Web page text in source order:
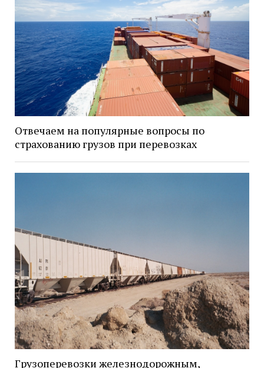
Отвечаем на популярные вопросы по
страхованию грузов при перевозках
Грузоперевозки железнодорожным,